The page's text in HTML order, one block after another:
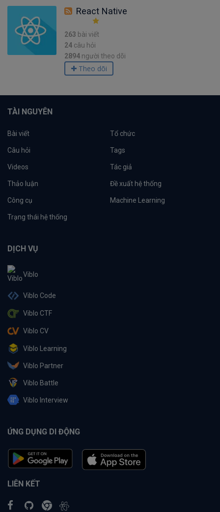
React Native
263 bài viết
24 câu hỏi
2894 người theo dõi
Theo dõi
TÀI NGUYÊN
Bài viết Tổ chức
Câu hỏi Tags
Videos Tác giả
Thảo luận Đề xuất hệ thống
Công cụ Machine Learning
Trạng thái hệ thống
DỊCH VỤ
Viblo
Viblo Code
Viblo CTF
Viblo CV
Viblo Learning
Viblo Partner
Viblo Battle
Viblo Interview
ỨNG DỤNG DI ĐỘNG
LIÊN KẾT